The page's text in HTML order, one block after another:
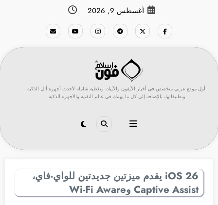
أغسطس 9, 2026
أول موقع عربي متخصص في أخبار الآيفون والآيباد، وتغطية شاملة لأحدث أجهزة أبل الذكية
وتطبيقاتها، بالإضافة إلى كل ما يهمك في عالم التقنية والأجهزة الذكية.
iOS 26 يقدم ميزتين جديدتين للواي-فاي،
Captive Assist وWi-Fi Aware